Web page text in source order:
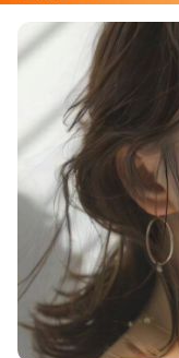
Agu hair kaila白河
白河駅 徒歩1分
Agu hair rpanoい
いわき駅 徒歩3分
Agu hair novel桑野
郡山(福島)駅 車20
Agu hair olive郡山
郡山(福島)駅 車15